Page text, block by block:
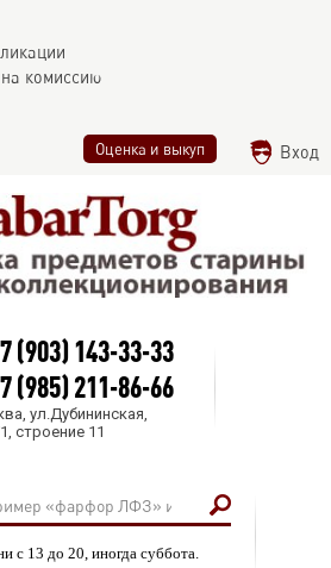
комиссию
Оценка и выкуп Вход
(903) 143-33-33
(985) 211-86-66
ул.Дубининская,
строение 11
с 13 до 20, иногда суббота.